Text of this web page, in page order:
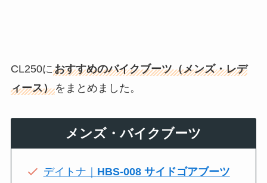
CL250におすすめのバイクブーツ（メンズ・レデ
ィース）をまとめました。
メンズ・バイクブーツ
デイトナ｜ HBS-008 サイドゴアブーツ